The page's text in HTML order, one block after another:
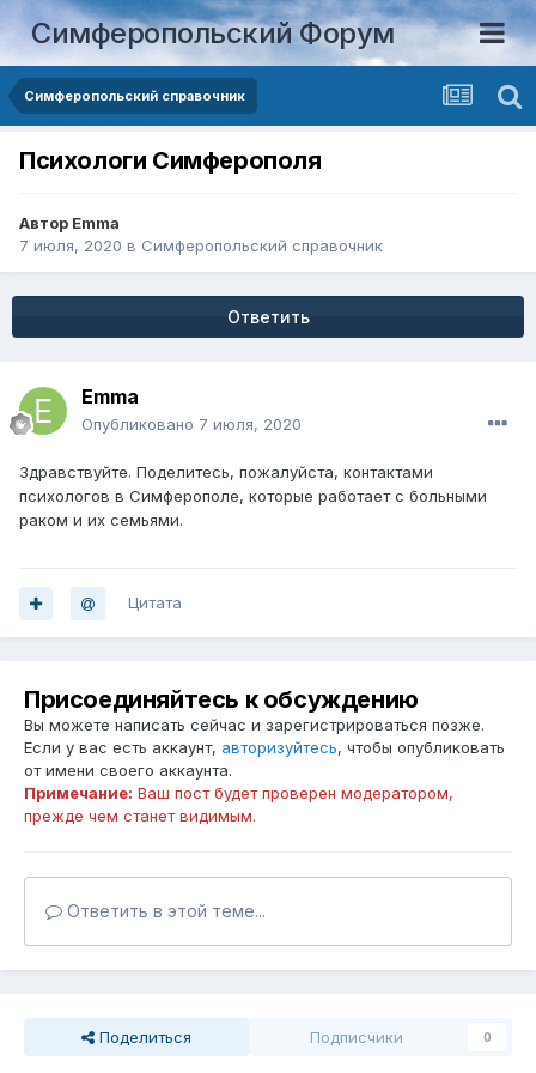
Симферопольский Форум
Симферопольский справочник
Психологи Симферополя
Автор Emma
7 июля, 2020 в Симферопольский справочник
Ответить
Emma
Опубликовано 7 июля, 2020
Здравствуйте. Поделитесь, пожалуйста, контактами
психологов в Симферополе, которые работает с больными
раком и их семьями.
Цитата
Присоединяйтесь к обсуждению
Вы можете написать сейчас и зарегистрироваться позже.
Если у вас есть аккаунт, авторизуйтесь, чтобы опубликовать
от имени своего аккаунта.
Примечание: Ваш пост будет проверен модератором,
прежде чем станет видимым.
Ответить в этой теме...
Поделиться Подписчики 0